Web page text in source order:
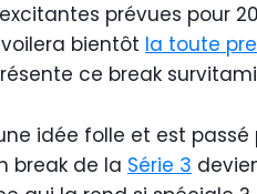
prévues pour
bientôt la toute
ce break
idée folle et est passé
break de la Série 3